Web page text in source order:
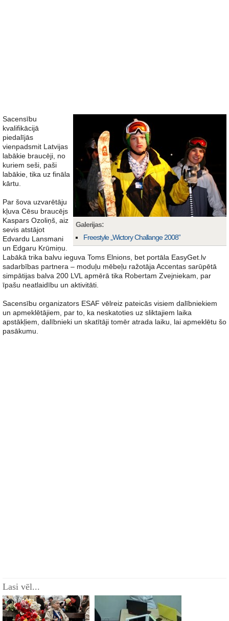
Galerijas:
Freestyle „Wictory Challange 2008”
Sacensību
kvalifikācijā
piedalījās
vienpadsmit Latvijas
labākie braucēji, no
kuriem seši, paši
labākie, tika uz fināla
kārtu.
Par šova uzvarētāju
kļuva Cēsu braucējs
Kaspars Ozoliņš, aiz
sevis atstājot
Edvardu Lansmani
un Edgaru Krūmiņu.
Labākā trika balvu ieguva Toms Elnions, bet portāla EasyGet.lv
sadarbības partnera – moduļu mēbeļu ražotāja Accentas sarūpētā
simpātijas balva 200 LVL apmērā tika Robertam Zvejniekam, par
īpašu neatlaidību un aktivitāti.
Sacensību organizators ESAF vēlreiz pateicās visiem dalībniekiem
un apmeklētājiem, par to, ka neskatoties uz sliktajiem laika
apstākļiem, dalībnieki un skatītāji tomēr atrada laiku, lai apmeklētu šo
pasākumu.
Lasi vēl...